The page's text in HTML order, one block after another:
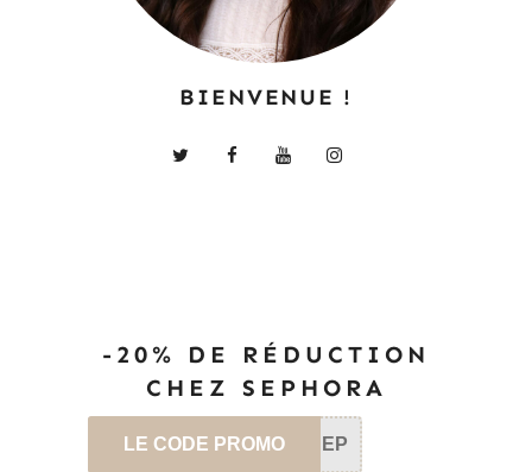
BIENVENUE !
-20% DE RÉDUCTION
CHEZ SEPHORA
LE CODE PROMO SEP